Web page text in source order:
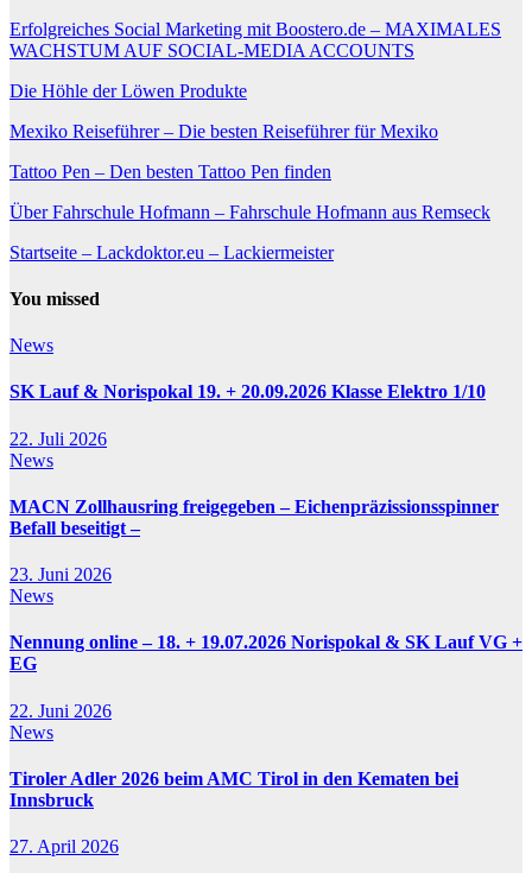
Erfolgreiches Social Marketing mit Boostero.de – MAXIMALES
WACHSTUM AUF SOCIAL-MEDIA ACCOUNTS
Die Höhle der Löwen Produkte
Mexiko Reiseführer – Die besten Reiseführer für Mexiko
Tattoo Pen – Den besten Tattoo Pen finden
Über Fahrschule Hofmann – Fahrschule Hofmann aus Remseck
Startseite – Lackdoktor.eu – Lackiermeister
You missed
News
SK Lauf & Norispokal 19. + 20.09.2026 Klasse Elektro 1/10
22. Juli 2026
News
MACN Zollhausring freigegeben – Eichenpräzissionsspinner
Befall beseitigt –
23. Juni 2026
News
Nennung online – 18. + 19.07.2026 Norispokal & SK Lauf VG +
EG
22. Juni 2026
News
Tiroler Adler 2026 beim AMC Tirol in den Kematen bei
Innsbruck
27. April 2026